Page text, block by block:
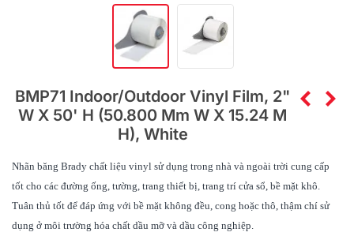
BMP71 Indoor/Outdoor Vinyl Film, 2"
W X 50' H (50.800 Mm W X 15.24 M
H), White
Nhãn băng Brady chất liệu vinyl sử dụng trong nhà và ngoài trời cung cấp
tốt cho các đường ống, tường, trang thiết bị, trang trí cửa sổ, bề mặt khô.
Tuân thủ tốt để đáp ứng với bề mặt không đều, cong hoặc thô, thậm chí sử
dụng ở môi trường hóa chất dầu mỡ và dầu công nghiệp.